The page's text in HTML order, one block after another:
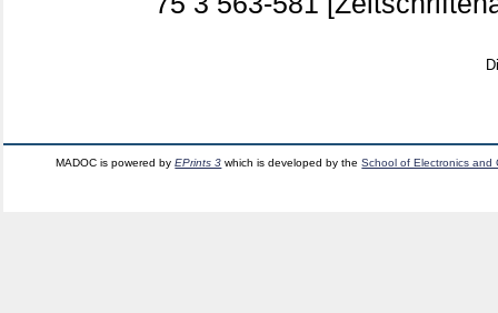
MADOC is powered byEPrints 3 which is developed by theSchool of Electronics and